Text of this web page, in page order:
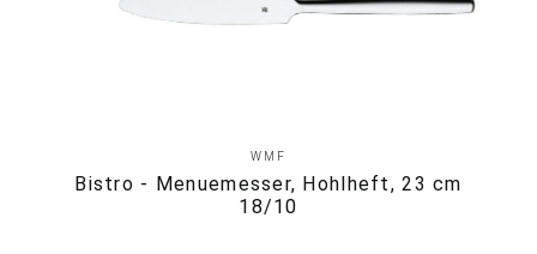
WMF
Bistro - Menuemesser, Hohlheft, 23 cm
18/10